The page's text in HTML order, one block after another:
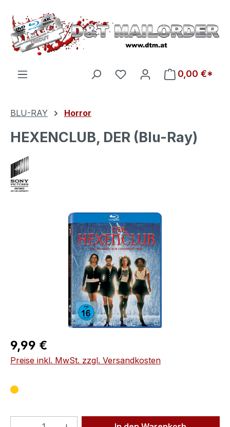
Zum Hauptinhalt springen
Du hast 0 Produkte auf
0,00 €*
BLU-RAY Horror
HEXENCLUB, DER (Blu-Ray)
Bildergalerie überspringen
Regulärer Preis:
9,99 €
Preise inkl. MwSt. zzgl. Versandkosten
Produkt Anzahl: Gib den